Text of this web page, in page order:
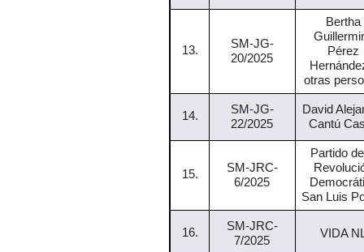
13.
SM-JG-
20/2025
Bertha
Pérez
otras
14.
SM-JG-
22/2025
David
Cantú
15.
SM-JRC-
6/2025
Partido
San Luis
16.
SM-JRC-
7/2025
VIDA